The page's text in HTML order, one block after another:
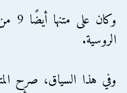
الروسية.
وفي هذا السياق، صرح